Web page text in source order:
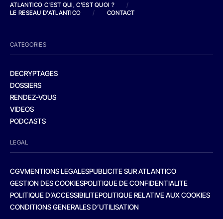
ATLANTICO C'EST QUI, C'EST QUOI ?
/
LE RESEAU D'ATLANTICO
/ CONTACT
CATEGORIES
DECRYPTAGES
DOSSIERS
RENDEZ-VOUS
VIDEOS
PODCASTS
LEGAL
CGVMENTIONS LEGALESPUBLICITE SUR ATLANTICO
GESTION DES COOKIESPOLITIQUE DE CONFIDENTIALITE
POLITIQUE D’ACCESSIBILITEPOLITIQUE RELATIVE AUX COOKIES
CONDITIONS GENERALES D’UTILISATION